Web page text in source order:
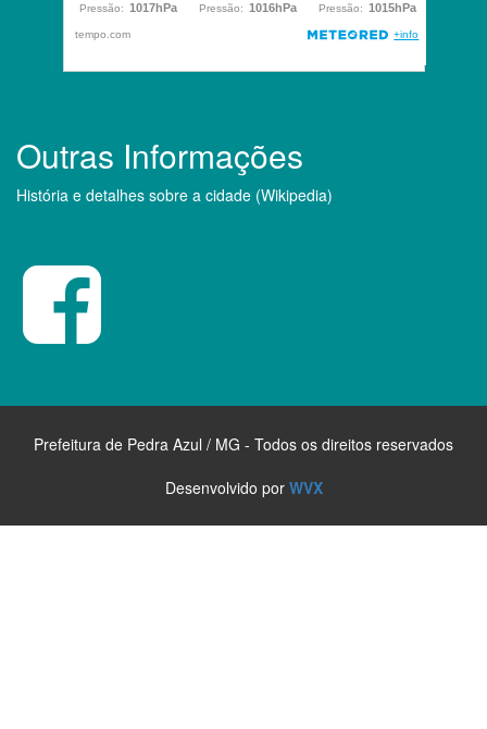
Outras Informações
História e detalhes sobre a cidade (Wikipedia)
Prefeitura de Pedra Azul / MG - Todos os direitos reservados
Desenvolvido por WVX